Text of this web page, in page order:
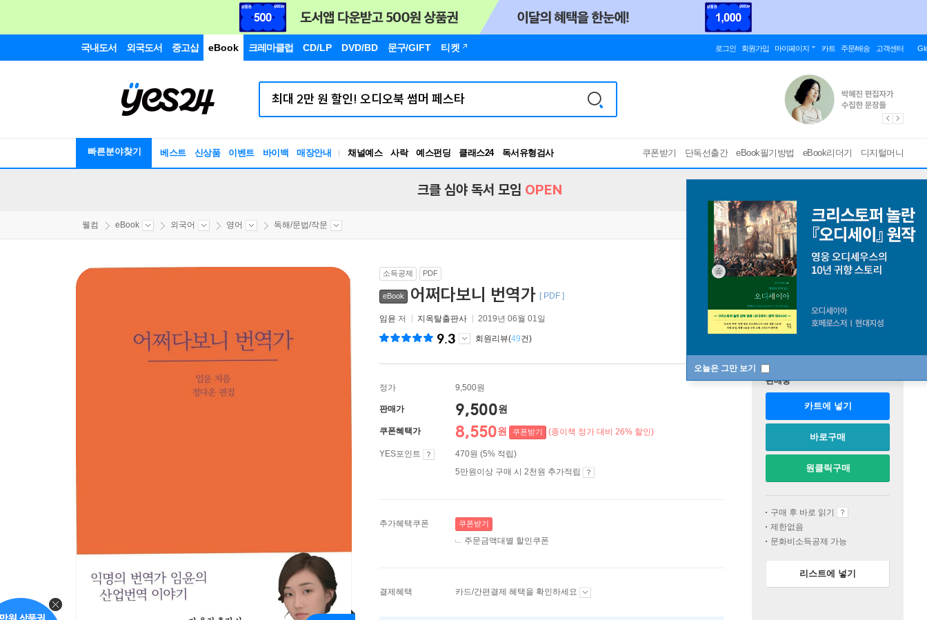
국내도서 외국도서 중고샵 eBook 크레마클럽 CD/LP DVD/BD 문구/GIFT 티켓 로그인 회원가입 마이페이지 카트 주문/배송 고객센터
빠른분야찾기 베스트 신상품 이벤트 바이백 매장안내 채널예스 사락 예스펀딩 클래스24
독서유형검사
RBTI Lab
쿠폰받기 단독선출간 eBook필기방법 eBook리더기 디지털머니
오늘은 그만 보기
크클 심야 독서 모임 OPEN
웰컴 eBook 외국어 영어 독해/문법/작문
소득공제 PDF
eBook 어쩌다보니 번역가 [ PDF ]
임윤 저 지옥탈출판사 2019년 06월 01일
9.3 회원리뷰(49건)
정가 9,500원
판매가 9,500원
쿠폰혜택가 8,550원 쿠폰받기 (종이책 정가 대비 26% 할인)
YES포인트
470원 (5% 적립)
5만원이상 구매 시 2천원 추가적립
추가혜택쿠폰 쿠폰받기
주문금액대별 할인쿠폰
결제혜택 카드/간편결제 혜택을 확인하세요
판매중
카트에 넣기
바로구매
원클릭구매
구매 후 바로 읽기
제한없음
문화비소득공제 가능
리스트에 넣기